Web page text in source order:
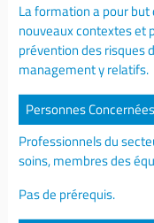
La formation a pour but
nouveaux contextes et
prévention des risques
management y relatifs.
Personnes
Professionnels du
soins, membres des
Pas de prérequis.